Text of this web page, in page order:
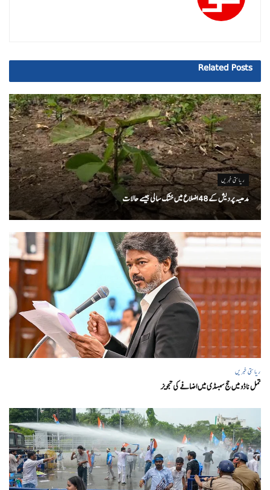
Related Posts
ریاستی خبریں
مدھیہ پردیش کے 48 اضلاع میں خشک سالی جیسے حالات
ریاستی خبریں
تمل ناڈو میں حج سبسڈی میں اضافے کی تجویز